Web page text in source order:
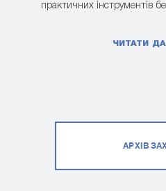
практичних інструментів
ЧИТАТИ
АРХІВ